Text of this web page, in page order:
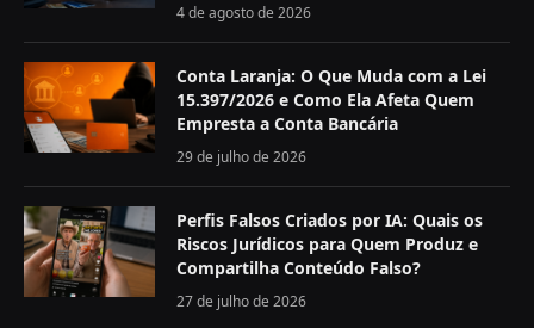
4 de agosto de 2026
Conta Laranja: O Que Muda com a Lei
15.397/2026 e Como Ela Afeta Quem
Empresta a Conta Bancária
29 de julho de 2026
Perfis Falsos Criados por IA: Quais os
Riscos Jurídicos para Quem Produz e
Compartilha Conteúdo Falso?
27 de julho de 2026